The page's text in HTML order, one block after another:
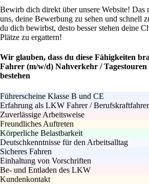
Bewirb dich direkt über unsere Website! Das
uns, deine Bewerbung zu sehen und schnell
du dich bewirbst, desto besser stehen deine
Plätze zu ergattern!
Wir glauben, dass du diese Fähigkeiten
Fahrer (m/w/d) Nahverkehr /
bestehen
Führerscheine Klasse B und CE
Erfahrung als LKW Fahrer / Berufskraftfahrer
Zuverlässige Arbeitsweise
Freundliches Auftreten
Körperliche Belastbarkeit
Deutschkenntnisse für den Arbeitsalltag
Sicheres Fahren
Einhaltung von Vorschriften
Be- und Entladen des LKW
Kundenkontakt